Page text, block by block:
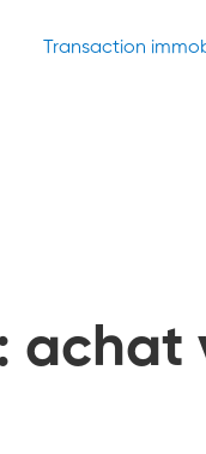
Transaction
achat